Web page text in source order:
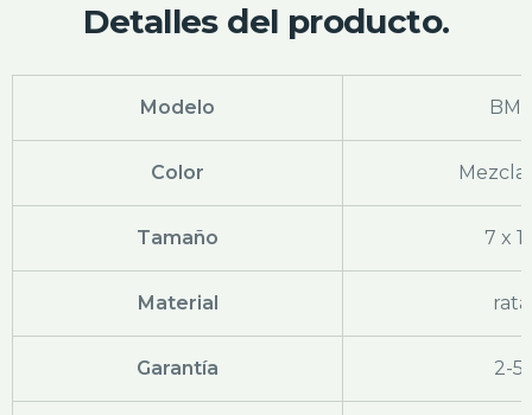
Detalles del producto.
Modelo BM-
Color
Tamaño 7 x
Material
Garantía 2-5